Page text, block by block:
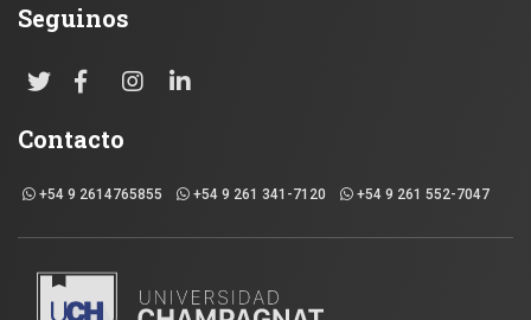
Seguinos
Contacto
+54 9 2614765855 +54 9 261 341-7120 +54 9 261 552-7047